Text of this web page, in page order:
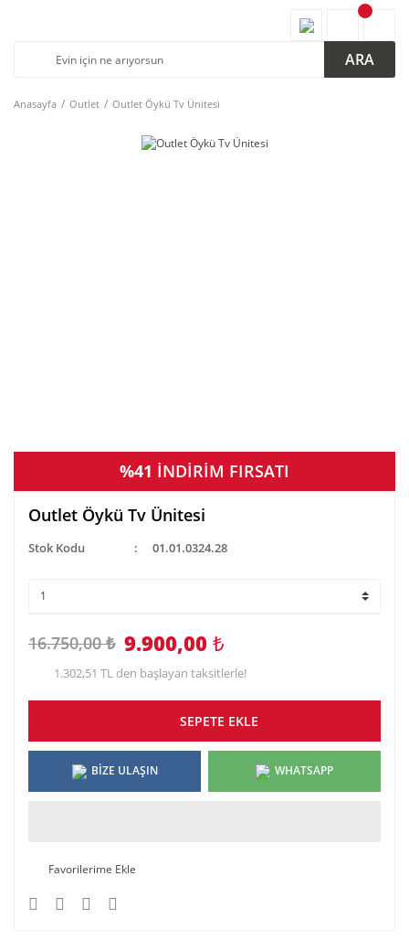
ARA
Anasayfa Outlet Outlet Öykü Tv Ünitesi
%41 İNDİRİM FIRSATI
Outlet Öykü Tv Ünitesi
Stok Kodu 01.01.0324.28
16.750,00 ₺ 9.900,00 ₺
1.302,51 TL den başlayan taksitlerle!
SEPETE EKLE
BİZE ULAŞIN WHATSAPP